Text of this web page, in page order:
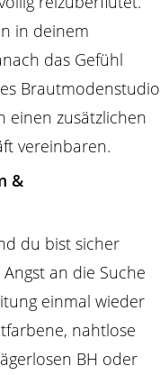
in deinem
das Gefühl
Brautmodenstudio
einen zusätzlichen
vereinbaren.
&
du bist sicher
an die Suche
einmal wieder
nahtlose
BH oder